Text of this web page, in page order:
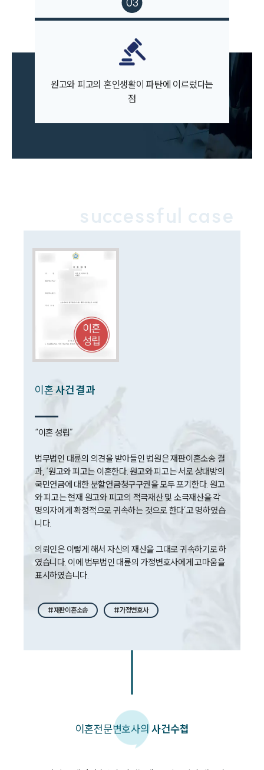
업무사례
이혼 주요 업무사례
사례분석/최신동향
이혼 법률정보
법률지식인
이혼소송·상담후기
업무분야
전체
구성원 소개
이혼전문변호사
법률 블로그
뉴스레터/브로슈어
대륜법률상담예약
원고와 피고의 혼인생활이 파탄에 이르렀다는
점
successful case
이혼사건 결과
“이혼 성립”
법무법인 대륜의 의견을 받아들인 법원은 재판이혼소송 결
과, ‘원고와 피고는 이혼한다. 원고와 피고는 서로 상대방의
국민연금에 대한 분할연금청구구권을 모두 포기한다. 원고
와 피고는 현재 원고와 피고의 적극재산 및 소극재산을 각
명의자에게 확정적으로 귀속하는 것으로 한다’고 명하였습
니다.
의뢰인은 이렇게 해서 자신의 재산을 그대로 귀속하기로 하
였습니다. 이에 법무법인 대륜의 가정변호사에게 고마움을
표시하였습니다.
#재판이혼소송 #가정변호사
이혼전문변호사의사건수첩